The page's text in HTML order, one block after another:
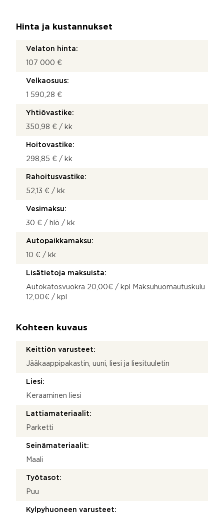
Hinta ja kustannukset
Velaton hinta:
107 000 €
Velkaosuus:
1 590,28 €
Yhtiövastike:
350,98 € / kk
Hoitovastike:
298,85 € / kk
Rahoitusvastike:
52,13 € / kk
Vesimaksu:
30 € / hlö / kk
Autopaikkamaksu:
10 € / kk
Lisätietoja maksuista:
Autokatosvuokra 20,00€ / kpl Maksuhuomautuskulu
12,00€ / kpl
Kohteen kuvaus
Keittiön varusteet:
Jääkaappipakastin, uuni, liesi ja liesituuletin
Liesi:
Keraaminen liesi
Lattiamateriaalit:
Parketti
Seinämateriaalit:
Maali
Työtasot:
Puu
Kylpyhuoneen varusteet: